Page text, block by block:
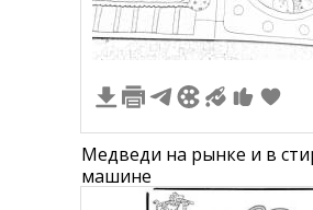
Медведи на рынке и в
машине